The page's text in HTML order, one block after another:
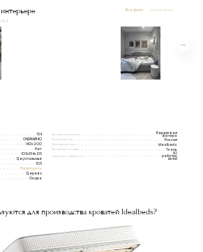
Все фото
154
ONDRAR140
140x200
Нет
105x154x215
Двуспальные
105
Посмотреть
Дерево
Ондра
Материал каркаса
Березовая
фанера
Производство
Россия
Производитель
Idealbeds
Материал обивки
Ткань
Срок изготовления
30
рабочих
дней
для производства кроватей Idealbeds?